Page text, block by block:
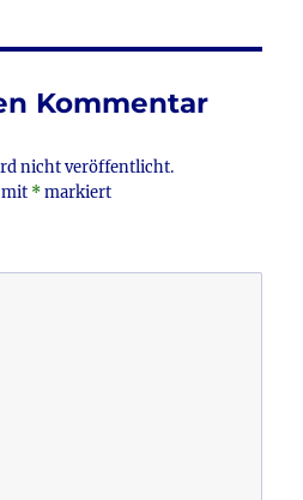
Kommentar
nicht veröffentlicht.
mit *markiert